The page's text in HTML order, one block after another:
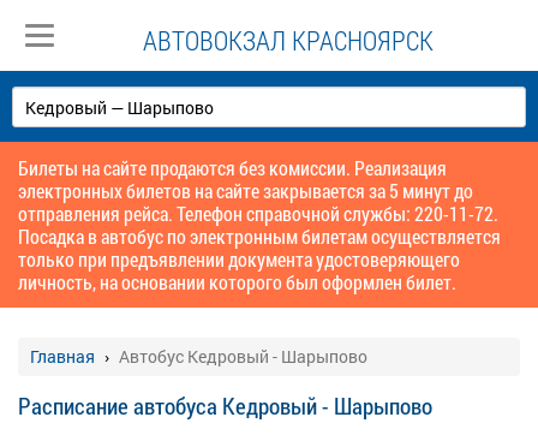
АВТОВОКЗАЛ КРАСНОЯРСК
Билеты на сайте продаются без комиссии. Реализация
электронных билетов на сайте закрывается за 5 минут до
отправления рейса. Телефон справочной службы: 220-11-72.
Посадка в автобус по электронным билетам осуществляется
только при предъявлении документа удостоверяющего
личность, на основании которого был оформлен билет.
Главная Автобус Кедровый - Шарыпово
Расписание автобуса Кедровый - Шарыпово